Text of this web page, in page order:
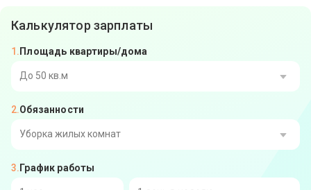
Калькулятор зарплаты
Площадь квартиры/дома
До 50 кв.м
От 51 до 80 кв.м
От 111 до 140 кв.м
Обязанности
Уборка жилых комнат
График работы